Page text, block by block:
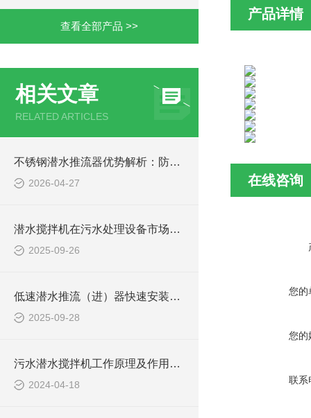
查看全部产品 >>
相关文章
RELATED ARTICLES
不锈钢潜水推流器优势解析：防腐耐用污水处理设备
2026-04-27
潜水搅拌机在污水处理设备市场的发展及产品优势
2025-09-26
低速潜水推流（进）器快速安装方法
2025-09-28
污水潜水搅拌机工作原理及作用特点、安装图、CAD结构图
2024-04-18
产品详情
在线咨询
您的
您的
联系